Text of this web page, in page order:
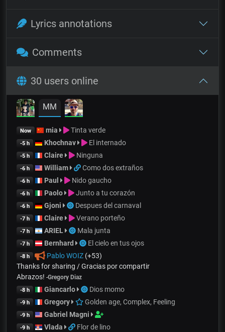
Lyrics annotations
Comments
30 users online
MM
Now mia Tinta verde
-5 h Khochnav El internado
-5 h Claire Ninguna
-6 h William Como dos extraños
-6 h Paul Nido gaucho
-6 h Paolo Junto a tu corazón
-6 h Gjoni Despues del carnaval
-7 h Claire Verano porteño
-7 h ARIEL Mala junta
-7 h Bernhard El cielo en tus ojos
-8 h Pablo WOIZ(+53)
Thanks for sharing / Gracias por compartir
Abrazos! -Gregory Diaz
-8 h Giancarlo Dios momo
-9 h Gregory Golden age, Complex, Feeling
-9 h Gabriel Magni
-9 h Vlada Flor de lino